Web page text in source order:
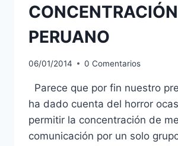
PERUANO
06/01/2014 0 Comentarios
Parece que por fin nuestro
ha dado cuenta del horror
permitir la concentración de
comunicación por un solo